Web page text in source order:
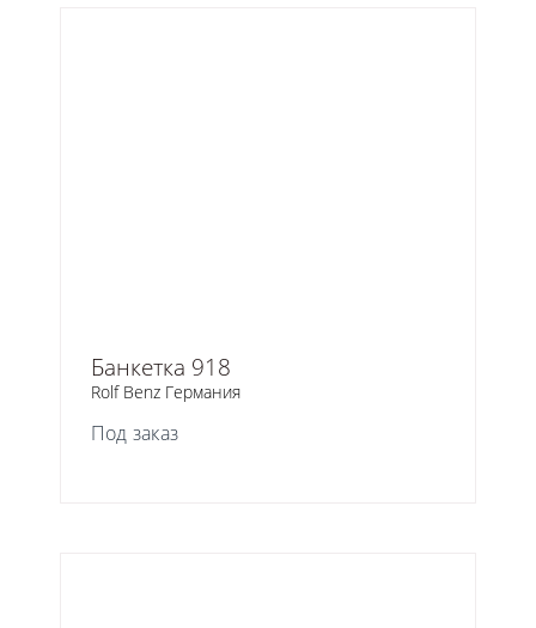
Банкетка 918
Rolf Benz Германия
Под заказ